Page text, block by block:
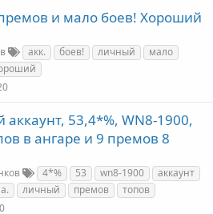
и мало боев! Хороший
акк. боев! личный
мало
53,4*%, WN8-1900,
в ангаре и 9 премов 8
4*% 53 wn8-1900
аккаунт
личный премов
топов